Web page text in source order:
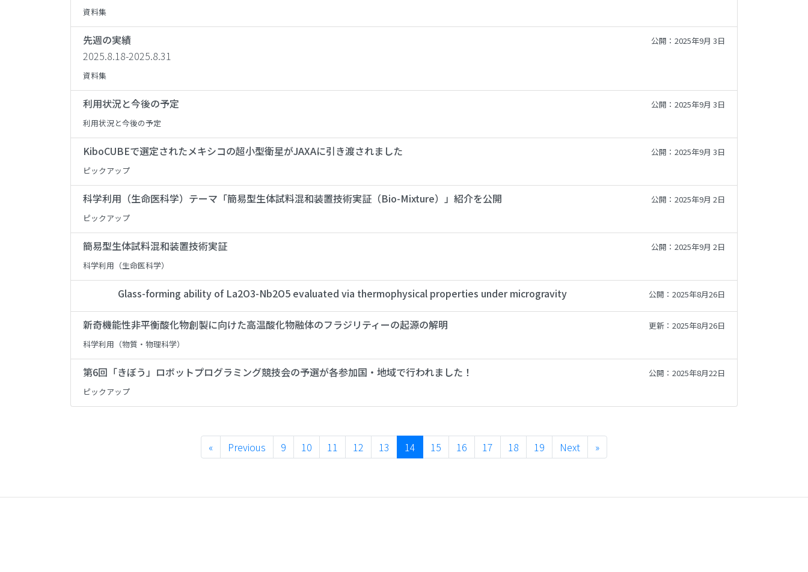
資料集
先週の実績 公開：2025年9月 3日
2​0​25.​8.18-​2​0​25.​8.31
資料集
利用状況と今後の予定
公開：2025年9月 3日
利用状況と今後の予定
KiboCUBEで選定されたメキシコの超小型衛星がJAXAに引き渡されました
公開：2025年9月 3日
ピックアップ
科学利用（生命医科学）テーマ「簡易型生体試料混和装置技術実証（Bio-Mixture）」紹介を公開
公開：2025年9月 2日
ピックアップ
簡易型生体試料混和装置技術実証
公開：2025年9月 2日
科学利用（生命医科学）
Glass-forming ability of La2O3-Nb2O5 evaluated via thermophysical properties under microgravity 公開：2025年8月26日
新奇機能性非平衡酸化物創製に向けた高温酸化物融体のフラジリティーの起源の解明
更新：2025年8月26日
科学利用（物質・物理科学）
第6回「きぼう」ロボットプログラミング競技会の予選が各参加国・地域で行われました！
公開：2025年8月22日
ピックアップ
« Previous 9 10 11 12 13 14 15 16 17 18 19 Next »